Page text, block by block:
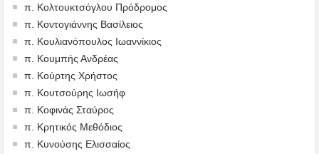
π. Κολτουκτσόγλου Πρόδρομος
π. Κοντογιάννης Βασίλειος
π. Κουλιανόπουλος Ιωαννίκιος
π. Κουμπής Ανδρέας
π. Κούρτης Χρήστος
π. Κουτσούρης Ιωσήφ
π. Κοφινάς Σταύρος
π. Κρητικός Μεθόδιος
π. Κυνούσης Ελισσαίος